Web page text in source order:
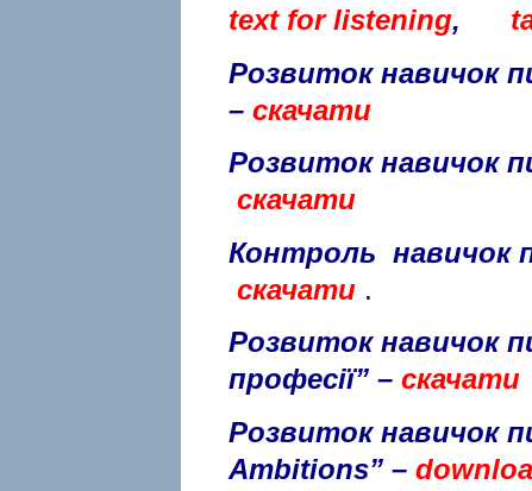
text for listening,
Розвиток навичок
– скачати
Розвиток навичок
скачати
Контроль навичок
скачати .
Розвиток навичок
професії” – скачати
Розвиток навичок
Ambitions” –